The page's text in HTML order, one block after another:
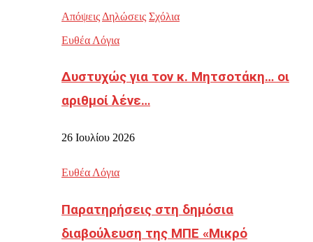
Απόψεις Δηλώσεις Σχόλια
Ευθέα Λόγια
Δυστυχώς για τον κ. Μητσοτάκη… οι
αριθμοί λένε…
26 Ιουλίου 2026
Ευθέα Λόγια
Παρατηρήσεις στη δημόσια
διαβούλευση της ΜΠΕ «Μικρό